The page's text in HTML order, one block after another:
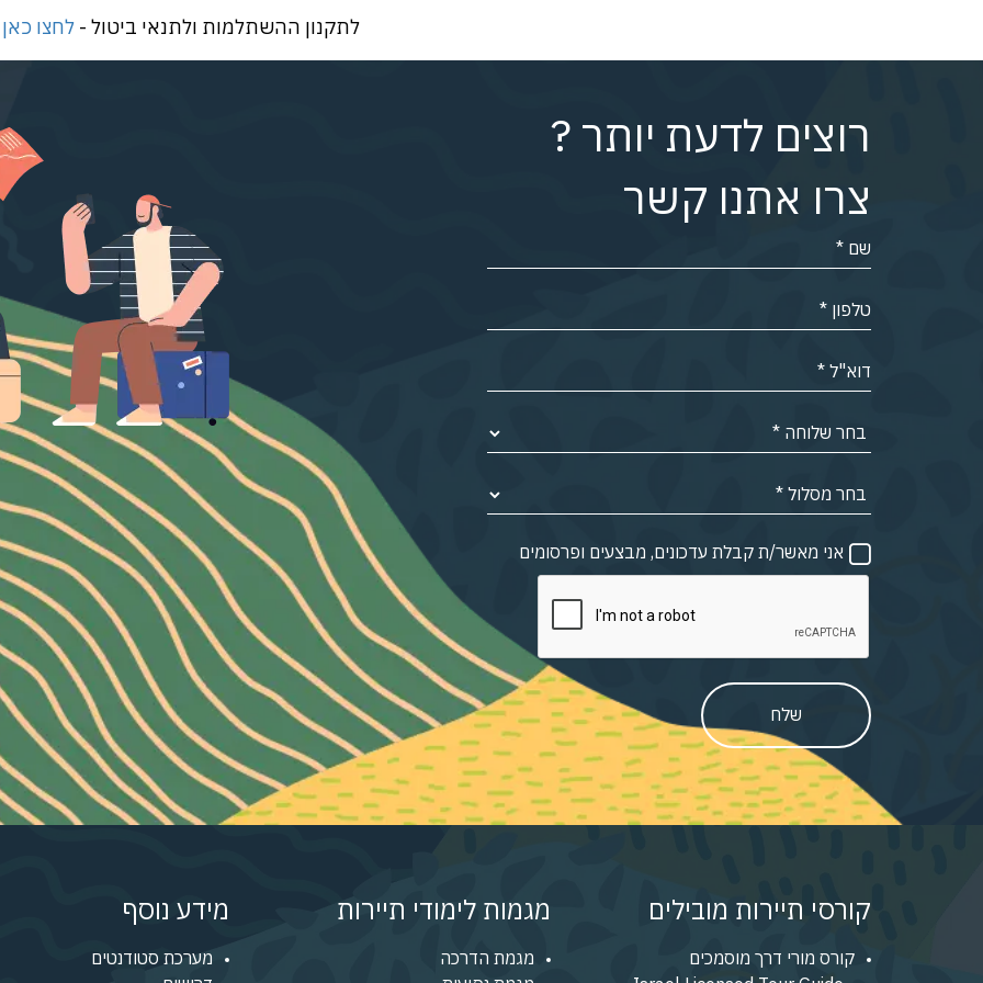
לתקנון ההשתלמות ולתנאי ביטול -לחצו כאן
רוצים לדעת יותר ?
צרו אתנו קשר
אני מאשר/ת קבלת עדכונים, מבצעים ופרסומים
שלח
קורסי תיירות מובילים
קורס מורי דרך מוסמכים
מגמות לימודי תיירות
מגמת הדרכה
מידע נוסף
מערכת סטודנטים